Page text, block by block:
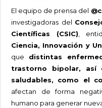
El equipo de prensa del
investigadoras del
Científicas (CSIC),
Ciencia, Innovación y
que distintas
trastorno bipolar, así
saludables, como el
afectan de forma
humano para generar